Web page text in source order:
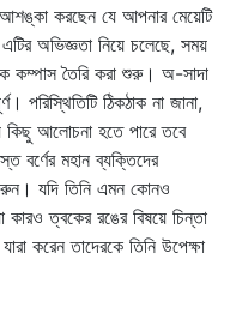
করছেন যে আপনার মেয়েটি
অভিজ্ঞতা নিয়ে চলেছে, সময়
কম্পাস তৈরি করা শুরু। অ-সাদা
পরিস্থিতিটি ঠিকঠাক না জানা,
কিছু আলোচনা হতে পারে তবে
বর্ণের মহান ব্যক্তিদের
যদি তিনি এমন কোনও
কারও ত্বকের রঙের বিষয়ে চিন্তা
করেন তাদেরকে তিনি উপেক্ষা